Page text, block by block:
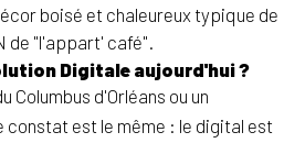
boisé et chaleureux typique de
de "l'appart' café".
Digitale aujourd'hui ?
Columbus d'Orléans ou un
est le même : le digital est